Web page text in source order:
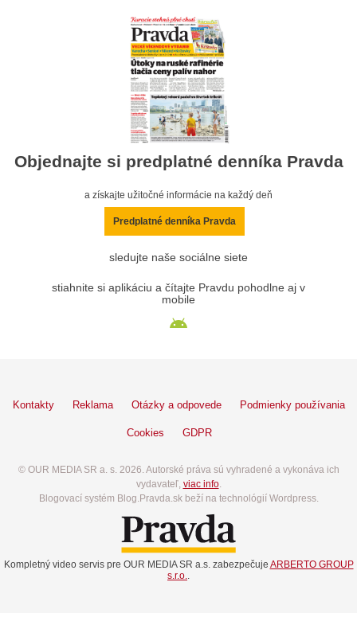
Objednajte si predplatné denníka Pravda
a získajte užitočné informácie na každý deň
Predplatné denníka Pravda
sledujte naše sociálne siete
stiahnite si aplikáciu a čítajte Pravdu pohodlne aj v
mobile
Kontakty Reklama Otázky a odpovede Podmienky používania
Cookies GDPR
© OUR MEDIA SR a. s. 2026. Autorské práva sú vyhradené a vykonáva ich
vydavateľ, viac info.
Blogovací systém Blog.Pravda.sk beží na technológií Wordpress.
Kompletný video servis pre OUR MEDIA SR a.s. zabezpečuje ARBERTO GROUP
s.r.o.